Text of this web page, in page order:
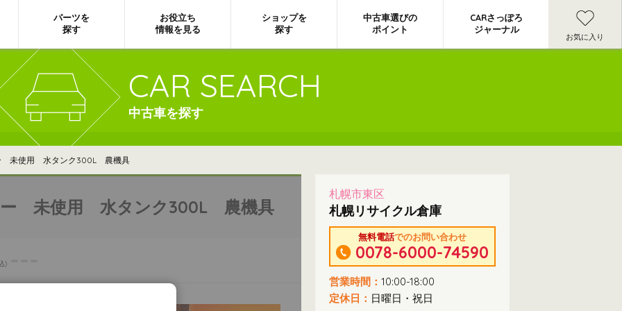
パーツを
探す
お役立ち
情報を見る
ショップを
探す
中古車選びの
ポイント
CARさっぽろ
ジャーナル
お気に入り
CAR SEARCH
中古車を探す
使用 水タンク300L 農機具
ー 未使用 水タンク300L 農機具
)
札幌市東区
札幌リサイクル倉庫
無料電話でのお問い合わせ
0078-6000-74590
営業時間： 10:00-18:00
定休日： 日曜日・祝日